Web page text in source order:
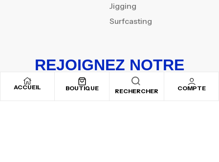
ACCUEIL BOUTIQUE RECHERCHER COMPTE
Jigging
Surfcasting
REJOIGNEZ NOTRE
NEWSLETTER